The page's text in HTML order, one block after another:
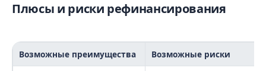
Плюсы и риски рефинансирования
Возможные преимущества Возможные риски